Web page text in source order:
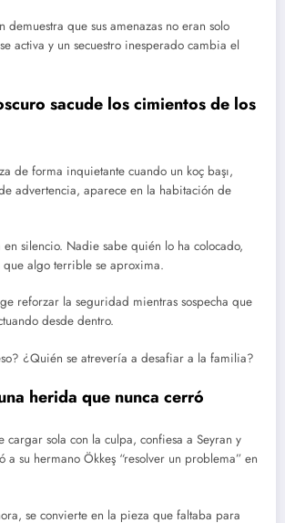
demuestra que sus amenazas no eran solo
activa y un secuestro inesperado cambia el
sacude los cimientos de los
de forma inquietante cuando un koç başı,
advertencia, aparece en la habitación de
en silencio. Nadie sabe quién lo ha colocado,
que algo terrible se aproxima.
reforzar la seguridad mientras sospecha que
desde dentro.
¿Quién se atrevería a desafiar a la familia?
herida que nunca cerró
cargar sola con la culpa, confiesa a Seyran y
su hermano Ökkeş “resolver un problema” en
se convierte en la pieza que faltaba para